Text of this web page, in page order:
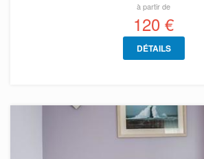
à partir de
120 €
DÉTAILS